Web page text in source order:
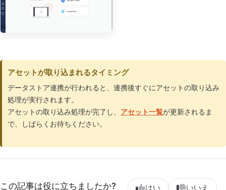
アセットが取り込まれるタイミング
データストア連携が行われると、連携後すぐにアセットの取り込み
処理が実行されます。
アセットの取り込み処理が完了し、 アセット一覧が更新されるま
で、しばらくお待ちください。
この記事は役に立ちましたか? はい いいえ